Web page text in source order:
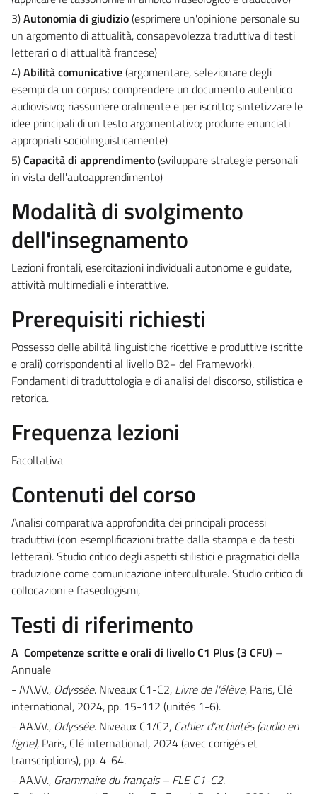
3)Autonomia di giudizio(esprimere un'opinione personale su
un argomento di attualità, consapevolezza traduttiva di testi
letterari o di attualità francese)
4)Abilità comunicative(argomentare, selezionare degli
esempi da un corpus; comprendere un documento autentico
audiovisivo; riassumere oralmente e per iscritto; sintetizzare le
idee principali di un testo argomentativo; produrre enunciati
appropriati sociolinguisticamente)
5)Capacità di apprendimento(sviluppare strategie personali
in vista dell'autoapprendimento)
Modalità di svolgimento
dell'insegnamento
Lezioni frontali, esercitazioni individuali autonome e guidate,
attività multimediali e interattive.
Prerequisiti richiesti
Possesso delle abilità linguistiche ricettive e produttive (scritte
e orali) corrispondenti al livello B2+ del Framework).
Fondamenti di traduttologia e di analisi del discorso, stilistica e
retorica.
Frequenza lezioni
Facoltativa
Contenuti del corso
Analisi comparativa approfondita dei principali processi
traduttivi (con esemplificazioni tratte dalla stampa e da testi
letterari). Studio critico degli aspetti stilistici e pragmatici della
traduzione come comunicazione interculturale. Studio critico di
collocazioni e fraseologismi,
Testi di riferimento
A Competenze scritte e orali di livello C1 Plus (3 CFU) –
Annuale
- AA.VV., Odyssée. Niveaux C1-C2, Livre de l'élève, Paris, Clé
international, 2024, pp. 15-112 (unités 1-6).
- AA.VV., Odyssée. Niveaux C1/C2, Cahier d'activités (audio en
ligne), Paris, Clé international, 2024 (avec corrigés et
transcriptions), pp. 4-64.
- AA.VV., Grammaire du français – FLE C1-C2.